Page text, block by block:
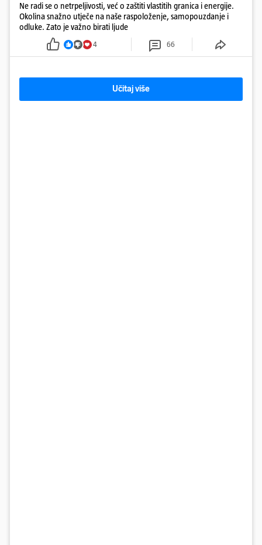
Ne radi se o netrpeljivosti, već o zaštiti vlastitih granica i energije.
Okolina snažno utječe na naše raspoloženje, samopouzdanje i
odluke. Zato je važno birati ljude
4 66
Učitaj više